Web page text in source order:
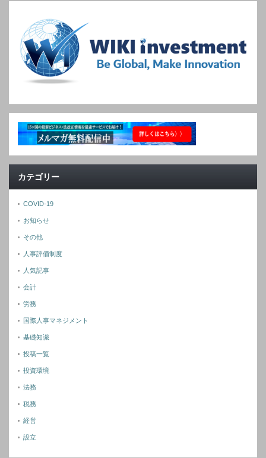
カテゴリー
COVID-19
お知らせ
その他
人事評価制度
人気記事
会計
労務
国際人事マネジメント
基礎知識
投稿一覧
投資環境
法務
税務
経営
設立